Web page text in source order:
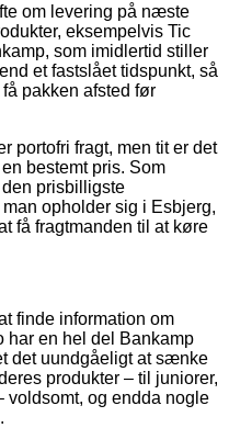
om levering på næste
eksempelvis Tic
som imidlertid stiller
et fastslået tidspunkt, så
pakken afsted før
portofri fragt, men tit er det
bestemt pris. Som
prisbilligste
opholder sig i Esbjerg,
få fragtmanden til at køre
finde information om
har en hel del Bankamp
det uundgåeligt at sænke
produkter – til juniorer,
voldsomt, og endda nogle